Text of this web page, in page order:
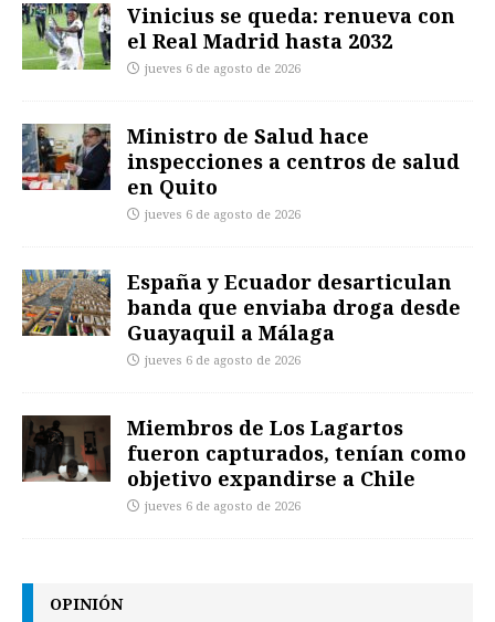
Vinicius se queda: renueva con
el Real Madrid hasta 2032
jueves 6 de agosto de 2026
Ministro de Salud hace
inspecciones a centros de salud
en Quito
jueves 6 de agosto de 2026
España y Ecuador desarticulan
banda que enviaba droga desde
Guayaquil a Málaga
jueves 6 de agosto de 2026
Miembros de Los Lagartos
fueron capturados, tenían como
objetivo expandirse a Chile
jueves 6 de agosto de 2026
OPINIÓN